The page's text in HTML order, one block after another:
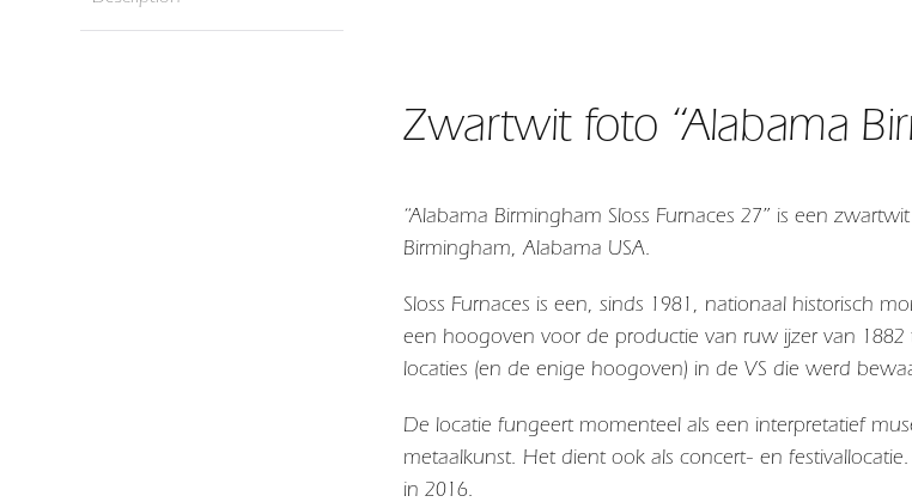
Zwartwit foto “Alabama
“Alabama Birmingham Sloss Furnaces 27” is een
Birmingham, Alabama USA.
Sloss Furnaces is een, sinds 1981, nationaal historisch
een hoogoven voor de productie van ruw ijzer van
locaties (en de enige hoogoven) in de VS die werd
De locatie fungeert momenteel als een interpretatief
metaalkunst. Het dient ook als concert- en
in 2016.